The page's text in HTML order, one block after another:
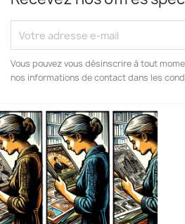
Vous pouvez vous désinscrire à tout
nos informations de contact dans les